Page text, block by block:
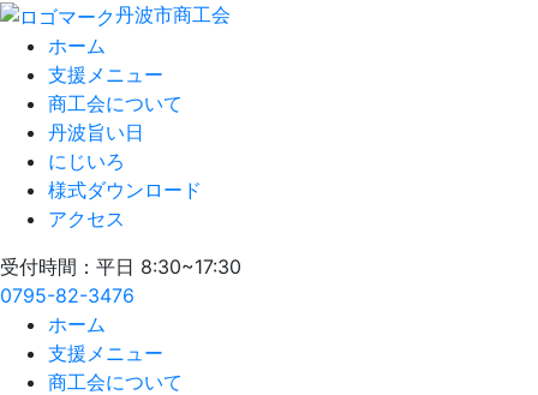
丹波市商工会
ホーム
支援メニュー
商工会について
丹波旨い日
にじいろ
様式ダウンロード
アクセス
受付時間：平日 8:30~17:30
0795-82-3476
ホーム
支援メニュー
商工会について